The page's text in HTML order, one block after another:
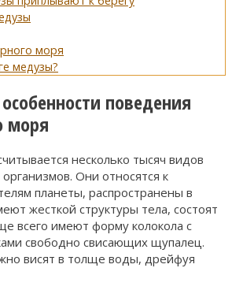
моря
медузы?
поведения
моря
несколько тысяч видов
Они относятся к
планеты, распространены в
жесткой структуры тела, состоят
всего имеют форму колокола с
свободно свисающих щупалец.
висят в толще воды, дрейфуя